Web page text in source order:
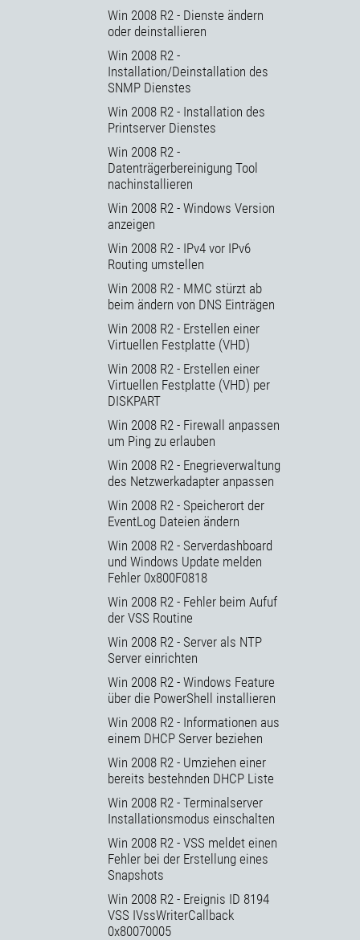
Win 2008 R2 - Dienste ändern
oder deinstallieren
Win 2008 R2 -
Installation/Deinstallation des
SNMP Dienstes
Win 2008 R2 - Installation des
Printserver Dienstes
Win 2008 R2 -
Datenträgerbereinigung Tool
nachinstallieren
Win 2008 R2 - Windows Version
anzeigen
Win 2008 R2 - IPv4 vor IPv6
Routing umstellen
Win 2008 R2 - MMC stürzt ab
beim ändern von DNS Einträgen
Win 2008 R2 - Erstellen einer
Virtuellen Festplatte (VHD)
Win 2008 R2 - Erstellen einer
Virtuellen Festplatte (VHD) per
DISKPART
Win 2008 R2 - Firewall anpassen
um Ping zu erlauben
Win 2008 R2 - Enegrieverwaltung
des Netzwerkadapter anpassen
Win 2008 R2 - Speicherort der
EventLog Dateien ändern
Win 2008 R2 - Serverdashboard
und Windows Update melden
Fehler 0x800F0818
Win 2008 R2 - Fehler beim Aufuf
der VSS Routine
Win 2008 R2 - Server als NTP
Server einrichten
Win 2008 R2 - Windows Feature
über die PowerShell installieren
Win 2008 R2 - Informationen aus
einem DHCP Server beziehen
Win 2008 R2 - Umziehen einer
bereits bestehnden DHCP Liste
Win 2008 R2 - Terminalserver
Installationsmodus einschalten
Win 2008 R2 - VSS meldet einen
Fehler bei der Erstellung eines
Snapshots
Win 2008 R2 - Ereignis ID 8194
VSS IVssWriterCallback
0x80070005